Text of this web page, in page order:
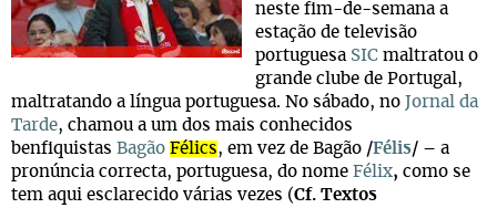
neste fim-de-semana a
estação de televisão
portuguesa SIC maltratou o
grande clube de Portugal,
maltratando a língua portuguesa. No sábado, no Jornal da
Tarde, chamou a um dos mais conhecidos
benfiquistas Bagão Félics, em vez de Bagão /Félis/ – a
pronúncia correcta, portuguesa, do nome Félix, como se
tem aqui esclarecido várias vezes (Cf. Textos